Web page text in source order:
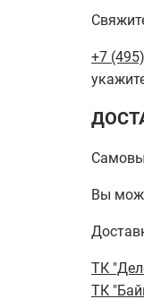
+7
Вы
ТК
ТК